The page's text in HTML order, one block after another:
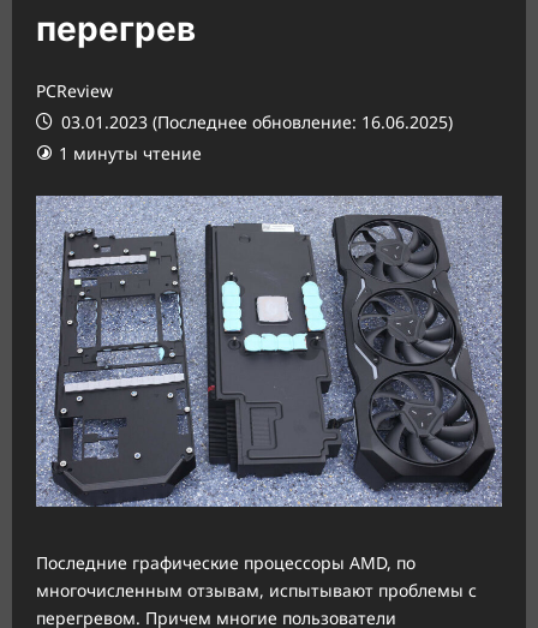
перегрев
PCReview
03.01.2023 (Последнее обновление: 16.06.2025)
1 минуты чтение
Последние графические процессоры AMD, по
многочисленным отзывам, испытывают проблемы с
перегревом. Причем многие пользователи